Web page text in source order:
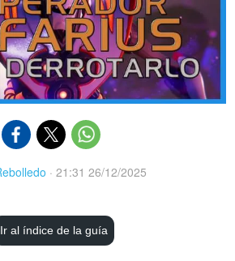
· 21:31 26/12/2025
Ir al índice de la guía